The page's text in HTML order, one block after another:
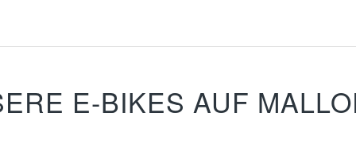
E-BIKES AUF